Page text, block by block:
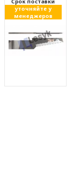
уточняйте у
менеджеров